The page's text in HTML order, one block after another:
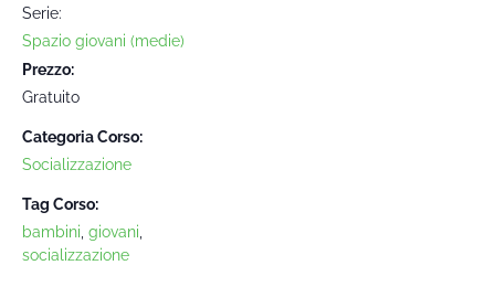
Serie:
Spazio giovani (medie)
Prezzo:
Gratuito
Categoria Corso:
Socializzazione
Tag Corso:
bambini, giovani,
socializzazione